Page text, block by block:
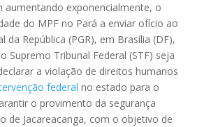
aumentando exponencialmente, o
do MPF no Pará a enviar ofício ao
da República (PGR), em Brasília (DF),
Supremo Tribunal Federal (STF) seja
a violação de direitos humanos
federal no estado para o
o provimento da segurança
de Jacareacanga, com o objetivo de